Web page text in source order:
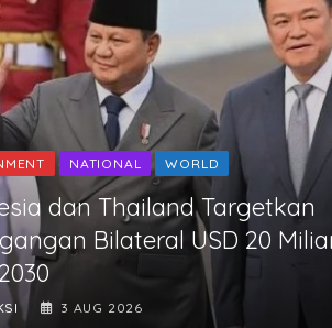
NATIONAL WORLD
dan Thailand Targetkan
Bilateral USD 20
3 AUG 2026